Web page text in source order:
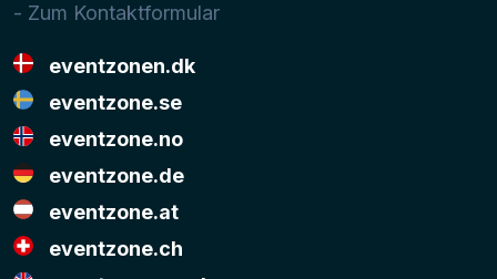
- Zum Kontaktformular
eventzonen.dk
eventzone.se
eventzone.no
eventzone.de
eventzone.at
eventzone.ch